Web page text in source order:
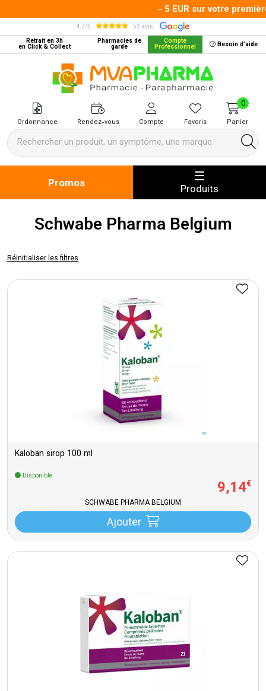
- 5 EUR sur votre
4,7/5
53 avis
Retrait en 3h
en Click & Collect
Pharmacies de
garde
Compte
Professionnel Besoin d’aide
MVA Pharma Votre pharmacie
Ordonnance Rendez-vous Compte Favoris Panier
0
Promos Produits
Schwabe Pharma Belgium
Réinitialiser les filtres
Kaloban sirop 100 ml
Disponible
9,14€
SCHWABE PHARMA BELGIUM
Ajouter